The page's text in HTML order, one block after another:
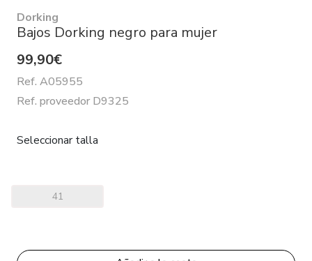
Dorking
Bajos Dorking negro para mujer
99,90€
Ref. A05955
Ref. proveedor D9325
Seleccionar talla
41